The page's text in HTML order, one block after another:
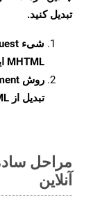
تبدیل کنید.
شیء
MHTML ایجاد کنید
روش
تبدیل از MHTML فراخوانی کنید.
آنلاین